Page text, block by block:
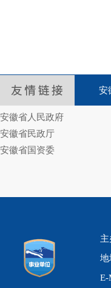
安
安徽省人民政府
安徽省民政厅
安徽省国资委
E-